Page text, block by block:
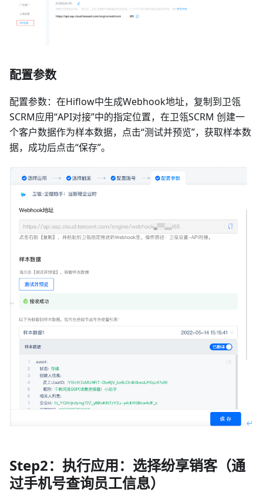
配置参数
配置参数：在Hiflow中生成Webhook地址，复制到卫瓴
SCRM应用“API对接”中的指定位置，在卫瓴SCRM 创建一
个客户数据作为样本数据，点击“测试并预览”，获取样本数
据，成功后点击“保存”。
Step2：执行应用：选择纷享销客（通
过手机号查询员工信息）